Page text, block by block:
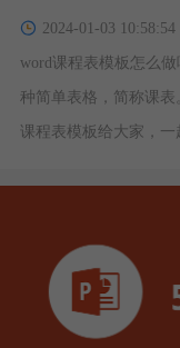
2024-01-03 10:58:54
word课程表模板怎么
种简单表格，简称课
课程表模板给大家，一